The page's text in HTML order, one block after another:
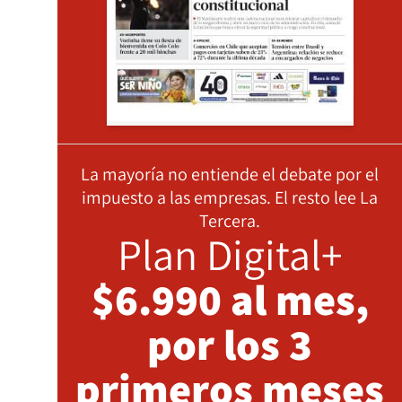
La mayoría no entiende el debate por el
impuesto a las empresas. El resto lee La
Tercera.
Plan Digital+
$6.990 al mes,
por los 3
primeros meses